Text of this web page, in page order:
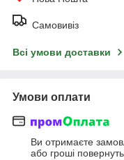
Самовивіз
Всі умови доставки
Умови оплати
Ви отримаєте
або гроші